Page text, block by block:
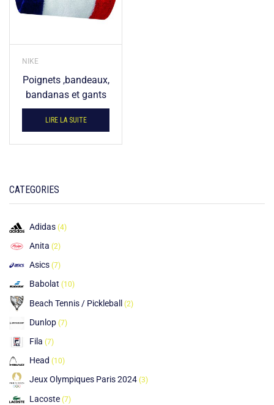
NIKE
Poignets ,bandeaux,
bandanas et gants
LIRE LA SUITE
CATEGORIES
Adidas (4)
Anita (2)
Asics (7)
Babolat (10)
Beach Tennis / Pickleball (2)
Dunlop (7)
Fila (7)
Head (10)
Jeux Olympiques Paris 2024 (3)
Lacoste (7)